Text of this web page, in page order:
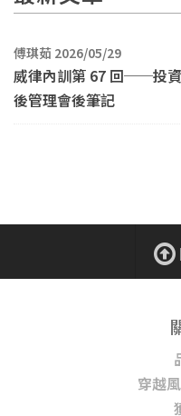
傅琪茹 2026/05/29
威律內訓第 67 回──投
後管理會後筆記
穿越